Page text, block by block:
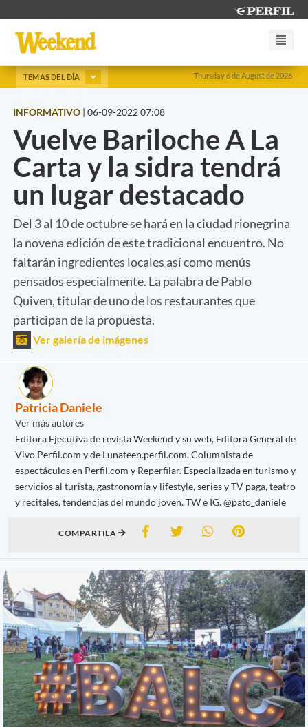
Thursday 6 de August de 2026
TEMAS DEL DÍA
INFORMATIVO | 06-09-2022 07:08
Vuelve Bariloche A La
Carta y la sidra tendrá
un lugar destacado
Del 3 al 10 de octubre se hará en la ciudad rionegrina
la novena edición de este tradicional encuentro. No
faltarán ingredientes locales así como menús
pensados especialmente. La palabra de Pablo
Quiven, titular de uno de los restaurantes que
participan de la propuesta.
Ver galería de imágenes
Patricia Daniele
Ver más autores
Editora Ejecutiva de revista Weekend y su web, Editora General de
Vivo.Perfil.com y de Lunateen.perfil.com. Columnista de
espectáculos en Perfil.com y Reperfilar. Especializada en turismo y
servicios al turista, gastronomía y lifestyle, series y TV paga, teatro
y recitales, tendencias del mundo joven. TW e IG. @pato_daniele
COMPARTILA